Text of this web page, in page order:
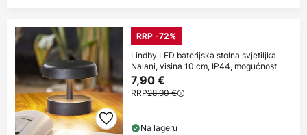
RRP -72%
Lindby LED baterijska stolna svjetiljka
Nalani, visina 10 cm, IP44, mogućnost
7,90 €
RRP28,90 €
Na lageru